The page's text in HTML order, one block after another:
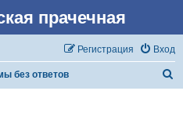
прачечная
Вход
Регистрация
без ответов